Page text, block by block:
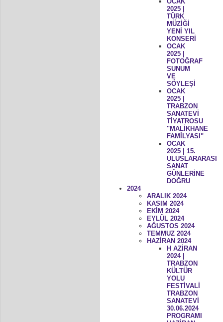
2025 |
TÜRK
MÜZİĞİ
YENİ YIL
KONSERİ
OCAK
2025 |
FOTOĞRAF
SUNUM
VE
SÖYLEŞİ
OCAK
2025 |
TRABZON
SANATEVİ
TİYATROSU
"MALİKHANE
FAMİLYASI"
OCAK
2025 | 15.
ULUSLARARASI
SANAT
GÜNLERİNE
DOĞRU
2024
ARALIK 2024
KASIM 2024
EKİM 2024
EYLÜL 2024
AĞUSTOS 2024
TEMMUZ 2024
HAZİRAN 2024
H AZİRAN
2024 |
TRABZON
KÜLTÜR
YOLU
FESTİVALİ
TRABZON
SANATEVİ
30.06.2024
PROGRAMI